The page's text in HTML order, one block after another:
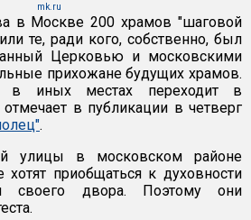
mk.ru
в Москве 200 храмов "шаговой
те, ради кого, собственно, был
Церковью и московскими
прихожане будущих храмов.
в иных местах переходит в
в публикации в четверг
.
улицы в московском районе
приобщаться к духовности
своего двора. Поэтому они